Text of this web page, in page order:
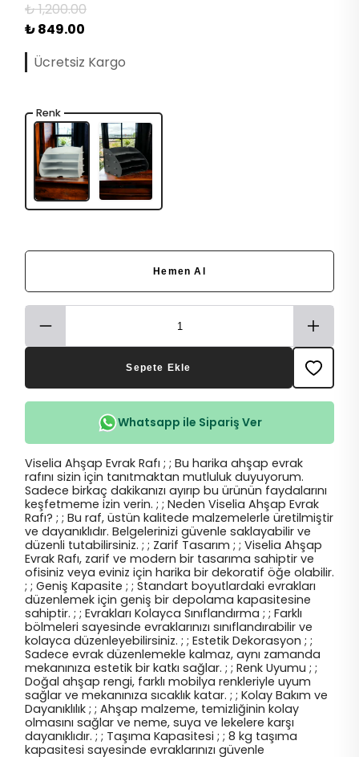
₺ 1,200.00
₺ 849.00
Ücretsiz Kargo
Renk
Hemen Al
Sepete Ekle
Whatsapp ile Sipariş Ver
Viselia Ahşap Evrak Rafı ; ; Bu harika ahşap evrak
rafını sizin için tanıtmaktan mutluluk duyuyorum.
Sadece birkaç dakikanızı ayırıp bu ürünün faydalarını
keşfetmeme izin verin. ; ; Neden Viselia Ahşap Evrak
Rafı? ; ; Bu raf, üstün kalitede malzemelerle üretilmiştir
ve dayanıklıdır. Belgelerinizi güvenle saklayabilir ve
düzenli tutabilirsiniz. ; ; Zarif Tasarım ; ; Viselia Ahşap
Evrak Rafı, zarif ve modern bir tasarıma sahiptir ve
ofisiniz veya eviniz için harika bir dekoratif öğe olabilir.
; ; Geniş Kapasite ; ; Standart boyutlardaki evrakları
düzenlemek için geniş bir depolama kapasitesine
sahiptir. ; ; Evrakları Kolayca Sınıflandırma ; ; Farklı
bölmeleri sayesinde evraklarınızı sınıflandırabilir ve
kolayca düzenleyebilirsiniz. ; ; Estetik Dekorasyon ; ;
Sadece evrak düzenlemekle kalmaz, aynı zamanda
mekanınıza estetik bir katkı sağlar. ; ; Renk Uyumu ; ;
Doğal ahşap rengi, farklı mobilya renkleriyle uyum
sağlar ve mekanınıza sıcaklık katar. ; ; Kolay Bakım ve
Dayanıklılık ; ; Ahşap malzeme, temizliğinin kolay
olmasını sağlar ve neme, suya ve lekelere karşı
dayanıklıdır. ; ; Taşıma Kapasitesi ; ; 8 kg taşıma
kapasitesi sayesinde evraklarınızı güvenle